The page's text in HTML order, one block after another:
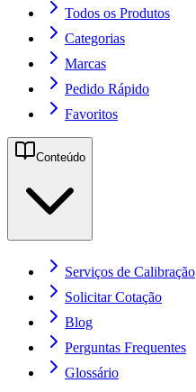
Todos os Produtos
Categorias
Marcas
Pedido Rápido
Favoritos
Conteúdo
Serviços de Calibração
Solicitar Cotação
Blog
Perguntas Frequentes
Glossário